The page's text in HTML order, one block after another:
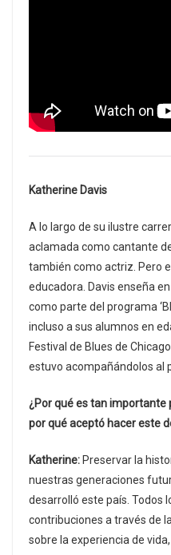
Katherine Davis
A lo largo de su ilustre
aclamada como cantante
también como actriz. Pero
educadora. Davis enseña
como parte del programa
incluso a sus alumnos en
Festival de Blues de
estuvo acompañándolos al
¿Por qué es tan importante
por qué aceptó hacer este
Katherine: Preservar la
nuestras generaciones
desarrolló este país. Todos
contribuciones a través de
sobre la experiencia de